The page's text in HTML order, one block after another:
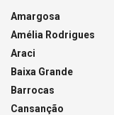
Amargosa
Amélia Rodrigues
Araci
Baixa Grande
Barrocas
Cansanção